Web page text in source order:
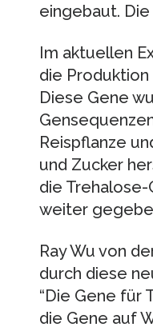
eingebaut.
Im aktuellen
die
Diese Gene
Reispflanze
und Zucker
die
weiter
Ray Wu von
durch diese
“Die Gene für
die Gene auf